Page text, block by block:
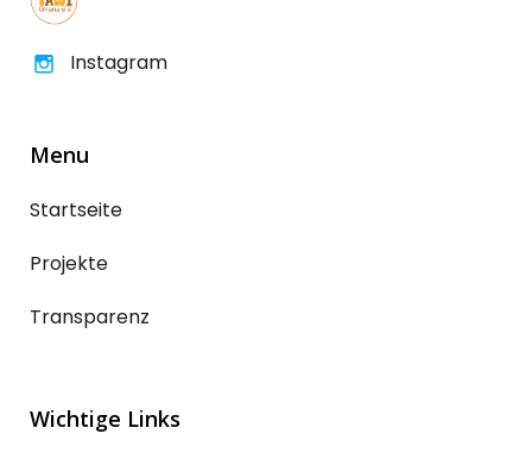
Instagram
Menu
Startseite
Projekte
Transparenz
Wichtige Links